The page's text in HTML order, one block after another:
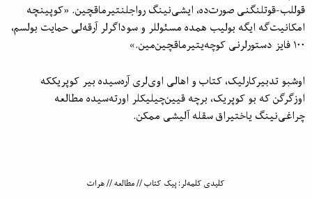
قوللب-قوتلنگنی صورت‌ده، ایشی‌نینگ رواجلنتیرماقچین. «کوپینچه
امکانیت‌گه ایگه بولیب همده مسئوللر و سوداگرلر آرقه‌لی حمایت بولسم،
۱۰۰ فایز دستورلرنی کوچه‌یتیرماقچین‌مین.»
اوشبو تدبیرکارلیک، کتاب و اهالی اوی‌لری آره‌سیده بیر کوپریککه
اوزگرگن که بو کوپریک، برچه قیین‌چیلیکلر اورته‌سیده مطالعه
چراغی‌نینگ یاختیراق سقله آلیشی ممکن.
کلیدی کلمه‌لر:پیک کتاب//مطالعه//هرات